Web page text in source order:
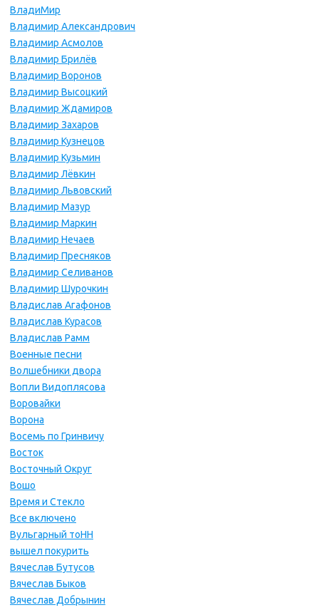
ВладиМир
Владимир Александрович
Владимир Асмолов
Владимир Брилёв
Владимир Воронов
Владимир Высоцкий
Владимир Ждамиров
Владимир Захаров
Владимир Кузнецов
Владимир Кузьмин
Владимир Лёвкин
Владимир Львовский
Владимир Мазур
Владимир Маркин
Владимир Нечаев
Владимир Пресняков
Владимир Селиванов
Владимир Шурочкин
Владислав Агафонов
Владислав Курасов
Владислав Рамм
Военные песни
Волшебники двора
Вопли Видоплясова
Воровайки
Ворона
Восемь по Гринвичу
Восток
Восточный Округ
Вошо
Время и Стекло
Все включено
Вульгарный тоНН
вышел покурить
Вячеслав Бутусов
Вячеслав Быков
Вячеслав Добрынин